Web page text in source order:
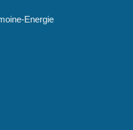
Energie